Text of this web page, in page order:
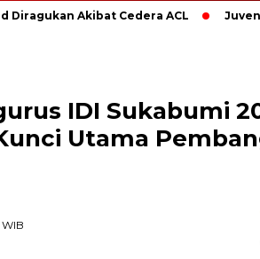
Akibat Cedera ACL Juventus
IDI Sukabumi
Utama
WIB